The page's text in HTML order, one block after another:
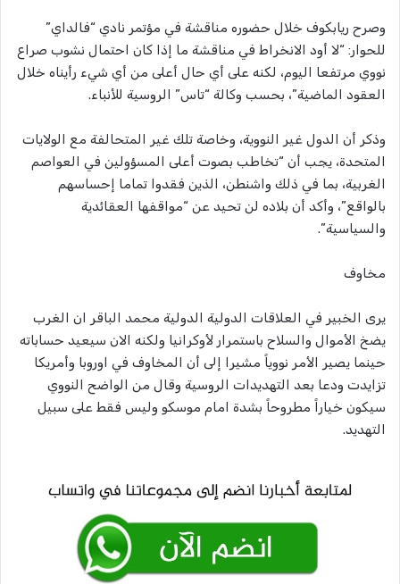
وصرح ريابكوف خلال حضوره مناقشة في مؤتمر نادي “فالداي”
للحوار: “لا أود الانخراط في مناقشة ما إذا كان احتمال نشوب صراع
نووي مرتفعا اليوم، لكنه على أي حال أعلى من أي شيء رأيناه خلال
العقود الماضية”، بحسب وكالة “تاس” الروسية للأنباء.
وذكر أن الدول غير النووية، وخاصة تلك غير المتحالفة مع الولايات
المتحدة، يجب أن “تخاطب بصوت أعلى المسؤولين في العواصم
الغربية، بما في ذلك واشنطن، الذين فقدوا تماما إحساسهم
بالواقع”، وأكد أن بلاده لن تحيد عن “مواقفها العقائدية
والسياسية”.
مخاوف
يرى الخبير في العلاقات الدولية الدولية محمد الباقر ان الغرب
يضخ الأموال والسلاح باستمرار لأوكرانيا ولكنه الان سيعيد حساباته
حينما يصير الأمر نووياً مشيرا إلى أن المخاوف في اوروبا وأمريكا
تزايدت ودعا بعد التهديدات الروسية وقال من الواضح النووي
سيكون خياراً مطروحاً بشدة امام موسكو وليس فقط على سبيل
التهديد.